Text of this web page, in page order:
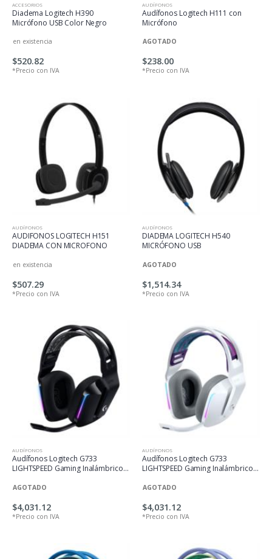
ACCESORIOS
Diadema Logitech H390
Micrófono USB Color Negro
en existencia
$520.82
*Precio con IVA
AUDÍFONOS
Audífonos Logitech H111 con
Micrófono
AGOTADO
$238.00
*Precio con IVA
AUDÍFONOS
AUDIFONOS LOGITECH H151
DIADEMA CON MICROFONO
en existencia
$507.29
*Precio con IVA
AUDÍFONOS
DIADEMA LOGITECH H540
MICRÓFONO USB
AGOTADO
$1,514.34
*Precio con IVA
AUDÍFONOS
Audífonos Logitech G733
LIGHTSPEED Gaming Inalámbricos
AGOTADO
$4,031.12
*Precio con IVA
AUDÍFONOS
Audífonos Logitech G733
LIGHTSPEED Gaming Inalámbricos
AGOTADO
$4,031.12
*Precio con IVA